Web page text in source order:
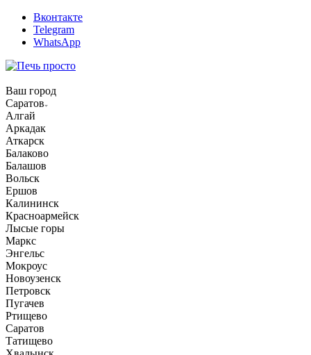
Вконтакте
Telegram
WhatsApp
Ваш город
Саратов
Алгай
Аркадак
Аткарск
Балаково
Балашов
Вольск
Ершов
Калининск
Красноармейск
Лысые горы
Маркс
Энгельс
Мокроус
Новоузенск
Петровск
Пугачев
Ртищево
Саратов
Татищево